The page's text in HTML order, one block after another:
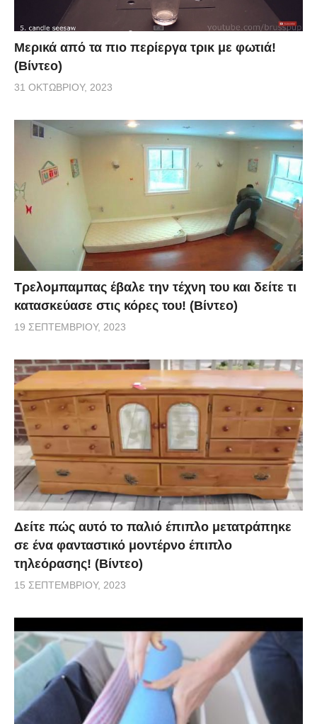
Μερικά από τα πιο περίεργα τρικ με φωτιά!
(Βίντεο)
31 ΟΚΤΩΒΡΊΟΥ, 2023
Τρελομπαμπας έβαλε την τέχνη του και δείτε τι
κατασκεύασε στις κόρες του! (Βίντεο)
19 ΣΕΠΤΕΜΒΡΊΟΥ, 2023
Δείτε πώς αυτό το παλιό έπιπλο μετατράπηκε
σε ένα φανταστικό μοντέρνο έπιπλο
τηλεόρασης! (Βίντεο)
15 ΣΕΠΤΕΜΒΡΊΟΥ, 2023